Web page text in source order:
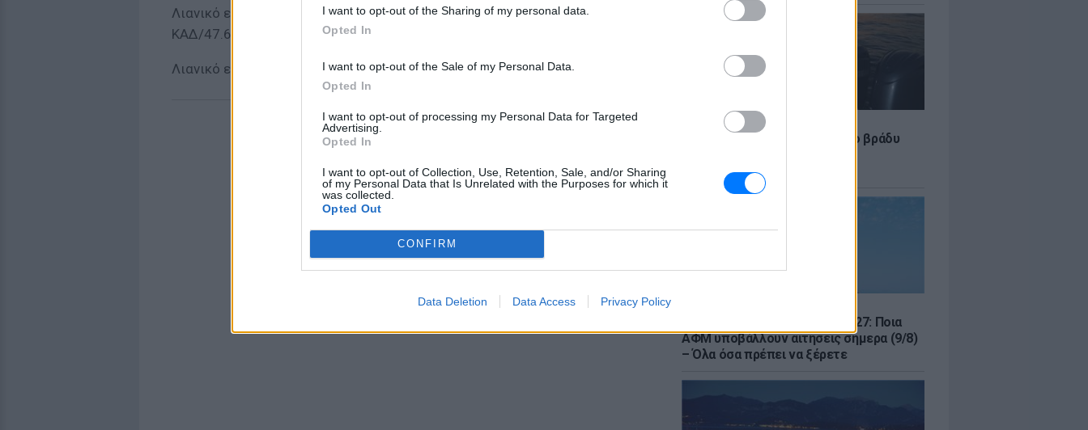
I want to opt-out of the Sharing of my personal data.
Opted In
I want to opt-out of the Sale of my Personal Data.
Opted In
I want to opt-out of processing my Personal Data for Targeted
Advertising.
Opted In
I want to opt-out of Collection, Use, Retention, Sale, and/or Sharing
of my Personal Data that Is Unrelated with the Purposes for which it
was collected.
Opted Out
CONFIRM
Data Deletion Data Access Privacy Policy
LIFESTYLE
Ιωάννα Τούνη: «Έβγαλα όλο το βράδυ
αντιβιώσεις»
Τουρισμός για Όλους 2026-2027: Ποια
ΑΦΜ υποβάλλουν αιτήσεις σήμερα (9/8)
– Όλα όσα πρέπει να ξέρετε
Λιανικό εμπόριο απομιμήσεων χριστουγεννιάτικων δέντρων με
ΚΑΔ/47.65.67.02
Λιανικό εμπόριο εορταστικών ειδών γενικά με ΚΑΔ/47.65.67.06